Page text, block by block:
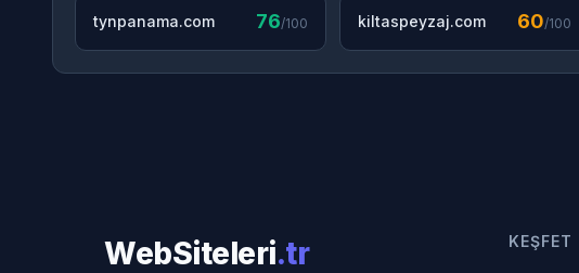
tynpanama.com 76/100 kiltaspeyzaj.com 60/100
WebSiteleri.tr KEŞFET